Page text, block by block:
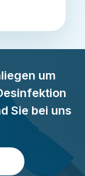
um
Sie bei uns